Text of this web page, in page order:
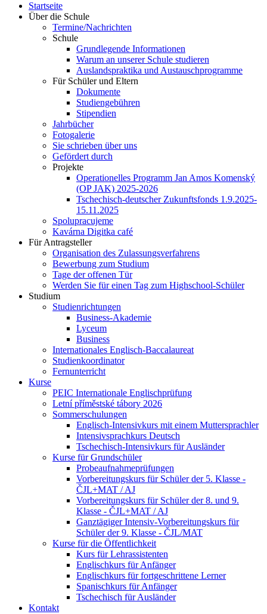
Startseite
Über die Schule
Termine/Nachrichten
Schule
Grundlegende Informationen
Warum an unserer Schule studieren
Auslandspraktika und Austauschprogramme
Für Schüler und Eltern
Dokumente
Studiengebühren
Stipendien
Jahrbücher
Fotogalerie
Sie schrieben über uns
Gefördert durch
Projekte
Operationelles Programm Jan Amos Komenský
(OP JAK) 2025-2026
Tschechisch-deutscher Zukunftsfonds 1.9.2025-
15.11.2025
Spolupracujeme
Kavárna Digitka café
Für Antragsteller
Organisation des Zulassungsverfahrens
Bewerbung zum Studium
Tage der offenen Tür
Werden Sie für einen Tag zum Highschool-Schüler
Studium
Studienrichtungen
Business-Akademie
Lyceum
Business
Internationales Englisch-Baccalaureat
Studienkoordinator
Fernunterricht
Kurse
PEIC Internationale Englischprüfung
Letní příměstské tábory 2026
Sommerschulungen
Englisch-Intensivkurs mit einem Muttersprachler
Intensivsprachkurs Deutsch
Tschechisch-Intensivkurs für Ausländer
Kurse für Grundschüler
Probeaufnahmeprüfungen
Vorbereitungskurs für Schüler der 5. Klasse -
ČJL+MAT / AJ
Vorbereitungskurs für Schüler der 8. und 9.
Klasse - ČJL+MAT / AJ
Ganztägiger Intensiv-Vorbereitungskurs für
Schüler der 9. Klasse - ČJL/MAT
Kurse für die Öffentlichkeit
Kurs für Lehrassistenten
Englischkurs für Anfänger
Englischkurs für fortgeschrittene Lerner
Spanischkurs für Anfänger
Tschechisch für Ausländer
Kontakt